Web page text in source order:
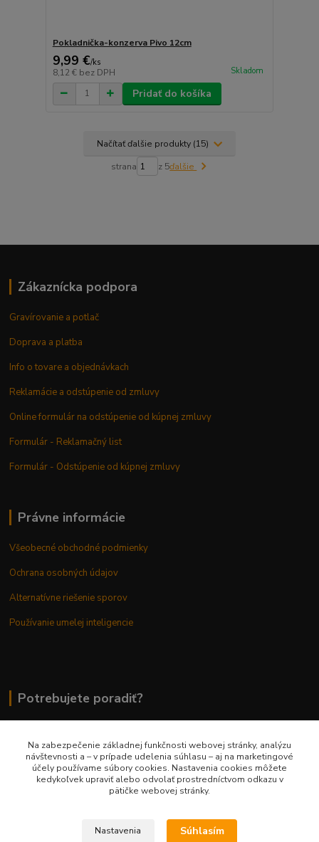
Pokladnička-konzerva Pivo 12cm
9,99 €/ks
8,12 € bez DPH Skladom
Pridať do košíka
Načítať ďalšie produkty (15)
strana z 5ďalšie
Zákaznícka podpora
Gravírovanie a potlač
Doprava a platba
Info o tovare a objednávkach
Reklamácie a odstúpenie od zmluvy
Online formulár na odstúpenie od kúpnej zmluvy
Formulár - Reklamačný list
Formulár - Odstúpenie od kúpnej zmluvy
Právne informácie
Všeobecné obchodné podmienky
Ochrana osobných údajov
Alternatívne riešenie sporov
Používanie umelej inteligencie
Potrebujete poradiť?
0948 236 042
info@margaretkashop.sk
Na zabezpečenie základnej funkčnosti webovej stránky, analýzu
návštevnosti a – v prípade udelenia súhlasu – aj na marketingové
účely používame súbory cookies. Nastavenia cookies môžete
kedykoľvek upraviť alebo odvolať prostredníctvom odkazu v
pätičke webovej stránky.
Nastavenia Súhlasím